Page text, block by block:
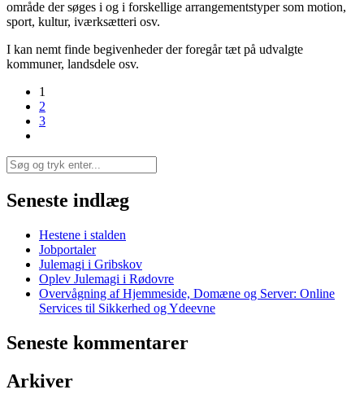
område der søges i og i forskellige arrangementstyper som motion,
sport, kultur, iværksætteri osv.
I kan nemt finde begivenheder der foregår tæt på udvalgte
kommuner, landsdele osv.
1
2
3
Seneste indlæg
Hestene i stalden
Jobportaler
Julemagi i Gribskov
Oplev Julemagi i Rødovre
Overvågning af Hjemmeside, Domæne og Server: Online
Services til Sikkerhed og Ydeevne
Seneste kommentarer
Arkiver